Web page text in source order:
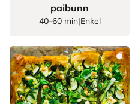
paibunn
40-60 min|Enkel